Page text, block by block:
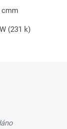
cmm
(231 k)